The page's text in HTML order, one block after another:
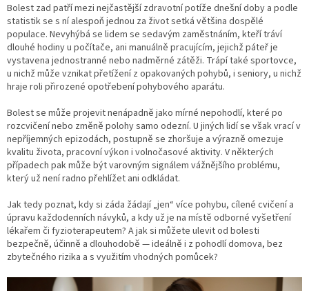
Bolest zad patří mezi nejčastější zdravotní potíže dnešní doby a podle
statistik se s ní alespoň jednou za život setká většina dospělé
populace. Nevyhýbá se lidem se sedavým zaměstnáním, kteří tráví
dlouhé hodiny u počítače, ani manuálně pracujícím, jejichž páteř je
vystavena jednostranné nebo nadměrné zátěži. Trápí také sportovce,
u nichž může vznikat přetížení z opakovaných pohybů, i seniory, u nichž
hraje roli přirozené opotřebení pohybového aparátu.
Bolest se může projevit nenápadně jako mírné nepohodlí, které po
rozcvičení nebo změně polohy samo odezní. U jiných lidí se však vrací v
nepříjemných epizodách, postupně se zhoršuje a výrazně omezuje
kvalitu života, pracovní výkon i volnočasové aktivity. V některých
případech pak může být varovným signálem vážnějšího problému,
který už není radno přehlížet ani odkládat.
Jak tedy poznat, kdy si záda žádají „jen“ více pohybu, cílené cvičení a
úpravu každodenních návyků, a kdy už je na místě odborné vyšetření
lékařem či fyzioterapeutem? A jak si můžete ulevit od bolesti
bezpečně, účinně a dlouhodobě — ideálně i z pohodlí domova, bez
zbytečného rizika a s využitím vhodných pomůcek?